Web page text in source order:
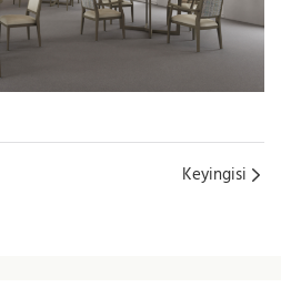
Keyingisi